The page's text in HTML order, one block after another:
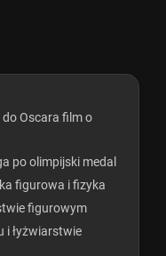
do Oscara film o
po olimpijski medal
figurowa i fizyka
figurowym
i łyżwiarstwie